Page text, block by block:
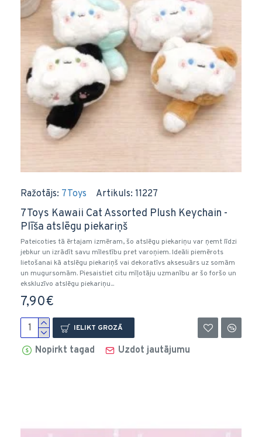
Ražotājs: 7Toys Artikuls: 11227
7Toys Kawaii Cat Assorted Plush Keychain -
Plīša atslēgu piekariņš
Pateicoties tā ērtajam izmēram, šo atslēgu piekariņu var ņemt līdzi
jebkur un izrādīt savu mīlestību pret varoņiem. Ideāli piemērots
lietošanai kā atslēgu piekariņš vai dekoratīvs aksesuārs uz somām
un mugursomām. Piesaistiet citu mīļotāju uzmanību ar šo foršo un
ekskluzīvo atslēgu piekariņu...
7,90€
IELIKT GROZĀ
Nopirkt tagad Uzdot jautājumu